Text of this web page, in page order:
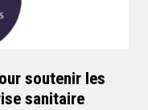
soutenir les
sanitaire